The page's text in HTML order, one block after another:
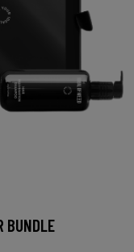
BUNDLE